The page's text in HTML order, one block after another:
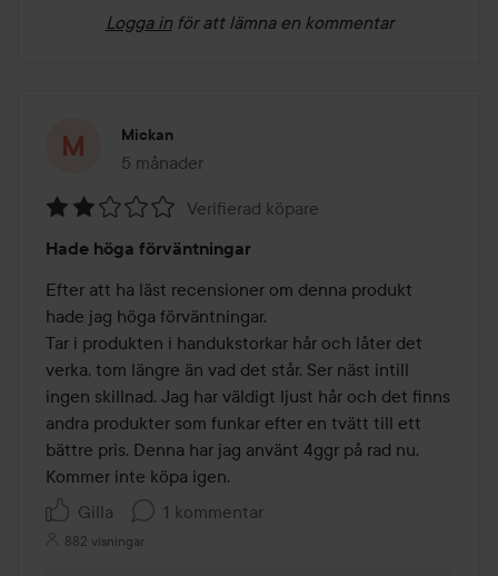
Logga in för att lämna en kommentar
Mickan
5 månader
Inlägget skapades 5 månader
2
av
5
Verifierad köpare
Hade höga förväntningar
Efter att ha läst recensioner om denna produkt
hade jag höga förväntningar.
Tar i produkten i handukstorkar hår och låter det
verka, tom längre än vad det står. Ser näst intill
ingen skillnad. Jag har väldigt ljust hår och det finns
andra produkter som funkar efter en tvätt till ett
bättre pris. Denna har jag använt 4ggr på rad nu.
Kommer inte köpa igen.
Gilla
1 kommentar
882 visningar